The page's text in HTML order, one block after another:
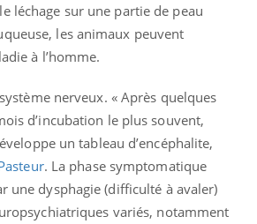
léchage sur une partie de peau
les animaux peuvent
à l’homme.
nerveux. « Après quelques
d’incubation le plus souvent,
un tableau d’encéphalite,
. La phase symptomatique
une dysphagie (difficulté à avaler)
variés, notamment